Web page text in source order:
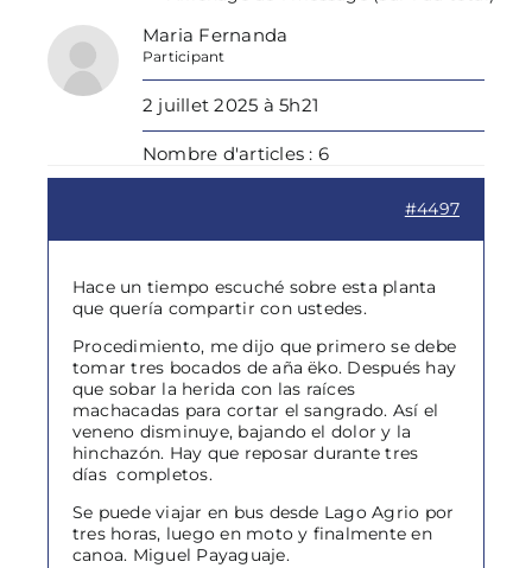
Maria Fernanda
Participant
2 juillet 2025 à 5h21
Nombre d'articles : 6
#4497
Hace un tiempo escuché sobre esta planta
que quería compartir con ustedes.
Procedimiento, me dijo que primero se debe
tomar tres bocados de aña ëko. Después hay
que sobar la herida con las raíces
machacadas para cortar el sangrado. Así el
veneno disminuye, bajando el dolor y la
hinchazón. Hay que reposar durante tres
días completos.
Se puede viajar en bus desde Lago Agrio por
tres horas, luego en moto y finalmente en
canoa. Miguel Payaguaje.